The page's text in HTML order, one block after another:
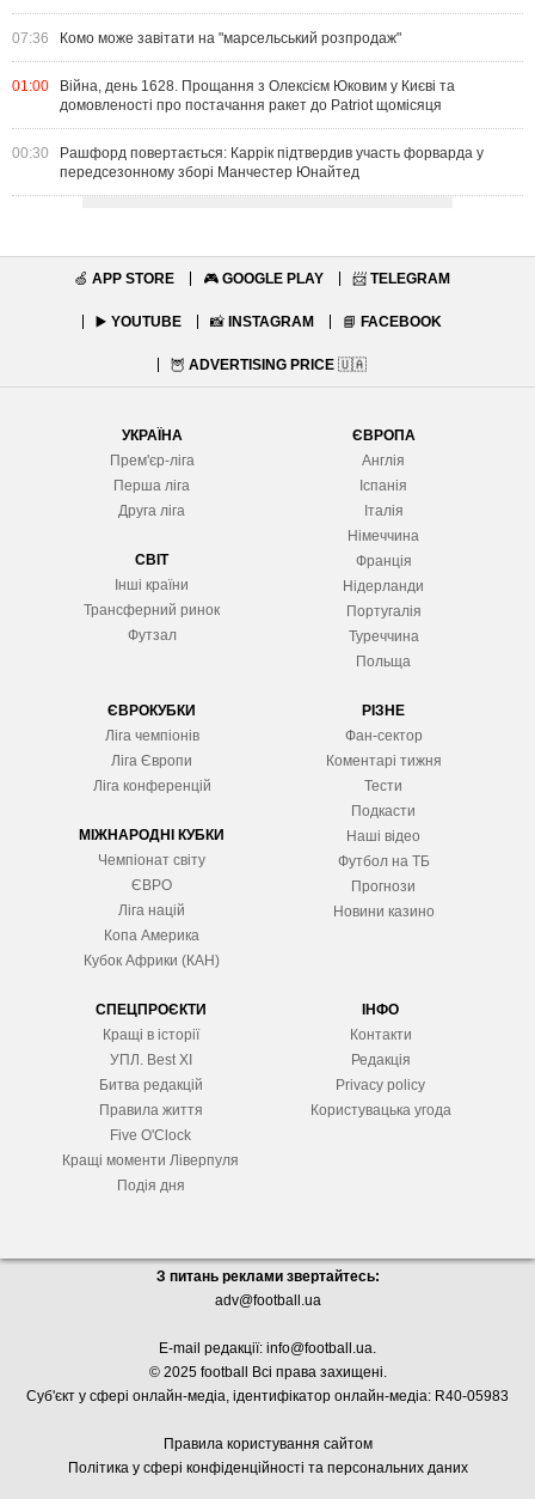
07:36 Комо може завітати на "марсельський розпродаж"
01:00
Війна, день 1628. Прощання з Олексієм Юковим у Києві та
домовленості про постачання ракет до Patriot щомісяця
00:30
Рашфорд повертається: Каррік підтвердив участь форварда у
передсезонному зборі Манчестер Юнайтед
🍏 APP STORE 🎮 GOOGLE PLAY 📨 TELEGRAM
▶️ YOUTUBE 📸 INSTAGRAM 📘 FACEBOOK
🦉 ADVERTISING PRICE 🇺🇦
УКРАЇНА
Прем'єр-ліга
Перша ліга
Друга ліга
СВІТ
Інші країни
Трансферний ринок
Футзал
ЄВРОПА
Англія
Іспанія
Італія
Німеччина
Франція
Нідерланди
Португалія
Туреччина
Польща
ЄВРОКУБКИ
Ліга чемпіонів
Ліга Європи
Ліга конференцій
МІЖНАРОДНІ КУБКИ
Чемпіонат світу
ЄВРО
Ліга націй
Копа Америка
Кубок Африки (КАН)
РІЗНЕ
Фан-сектор
Коментарі тижня
Тести
Подкасти
Наші відео
Футбол на ТБ
Прогнози
Новини казино
СПЕЦПРОЄКТИ
Кращі в історії
УПЛ. Best XІ
Битва редакцій
Правила життя
Five O'Clock
Кращі моменти Ліверпуля
Подія дня
ІНФО
Контакти
Редакція
Privacy policy
Користувацька угода
З питань реклами звертайтесь:
adv@football.ua
E-mail редакції: info@football.ua.
© 2025 football Всі права захищені.
Суб'єкт у сфері онлайн-медіа, ідентифікатор онлайн-медіа: R40-05983
Правила користування сайтом
Політика у сфері конфіденційності та персональних даних